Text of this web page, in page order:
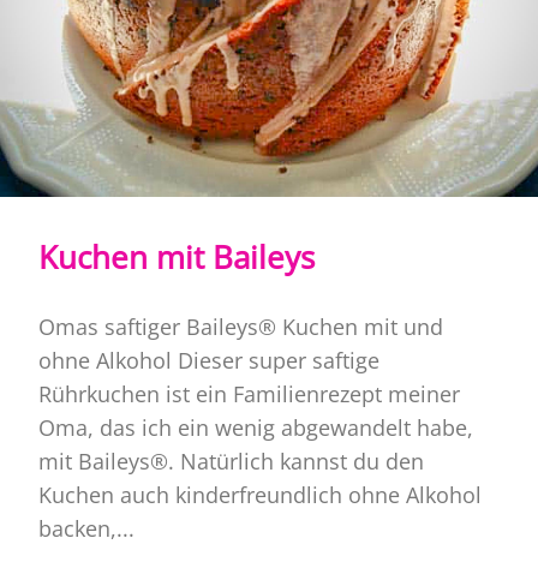
Kuchen mit Baileys
Omas saftiger Baileys® Kuchen mit und
ohne Alkohol Dieser super saftige
Rührkuchen ist ein Familienrezept meiner
Oma, das ich ein wenig abgewandelt habe,
mit Baileys®. Natürlich kannst du den
Kuchen auch kinderfreundlich ohne Alkohol
backen,...